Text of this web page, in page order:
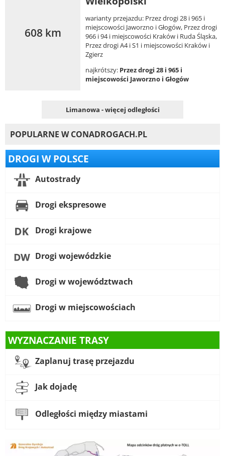
608 km
warianty przejazdu: Przez drogi 28 i 965 i
miejscowości Jaworzno i Głogów, Przez drogi
966 i 94 i miejscowości Kraków i Ruda Śląska,
Przez drogi A4 i S1 i miejscowości Kraków i
Zgierz
najkrótszy: Przez drogi 28 i 965 i
miejscowości Jaworzno i Głogów
Limanowa - więcej odległości
POPULARNE W CONADROGACH.PL
DROGI W POLSCE
Autostrady
Drogi ekspresowe
Drogi krajowe
Drogi wojewódzkie
Drogi w województwach
Drogi w miejscowościach
WYZNACZANIE TRASY
Zaplanuj trasę przejazdu
Jak dojadę
Odległości między miastami